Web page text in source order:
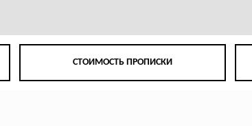
СТОИМОСТЬ ПРОПИСКИ